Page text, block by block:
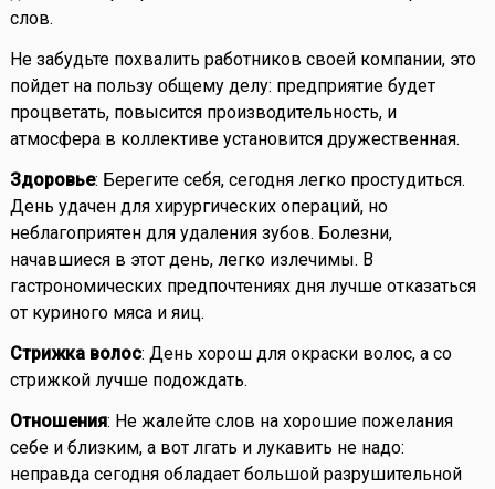
слов.
Не забудьте похвалить работников своей компании, это
пойдет на пользу общему делу: предприятие будет
процветать, повысится производительность, и
атмосфера в коллективе установится дружественная.
Здоровье: Берегите себя, сегодня легко простудиться.
День удачен для хирургических операций, но
неблагоприятен для удаления зубов. Болезни,
начавшиеся в этот день, легко излечимы. В
гастрономических предпочтениях дня лучше отказаться
от куриного мяса и яиц.
Стрижка волос: День хорош для окраски волос, а со
стрижкой лучше подождать.
Отношения: Не жалейте слов на хорошие пожелания
себе и близким, а вот лгать и лукавить не надо:
неправда сегодня обладает большой разрушительной